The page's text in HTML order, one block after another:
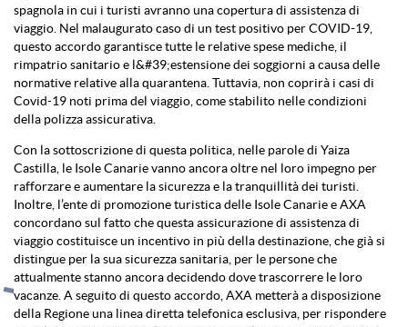
spagnola in cui i turisti avranno una copertura di assistenza di
viaggio. Nel malaugurato caso di un test positivo per COVID-19,
questo accordo garantisce tutte le relative spese mediche, il
rimpatrio sanitario e l&#39;estensione dei soggiorni a causa delle
normative relative alla quarantena. Tuttavia, non coprirà i casi di
Covid-19 noti prima del viaggio, come stabilito nelle condizioni
della polizza assicurativa.
Con la sottoscrizione di questa politica, nelle parole di Yaiza
Castilla, le Isole Canarie vanno ancora oltre nel loro impegno per
rafforzare e aumentare la sicurezza e la tranquillità dei turisti.
Inoltre, l’ente di promozione turistica delle Isole Canarie e AXA
concordano sul fatto che questa assicurazione di assistenza di
viaggio costituisce un incentivo in più della destinazione, che già si
distingue per la sua sicurezza sanitaria, per le persone che
attualmente stanno ancora decidendo dove trascorrere le loro
vacanze. A seguito di questo accordo, AXA metterà a disposizione
della Regione una linea diretta telefonica esclusiva, per rispondere